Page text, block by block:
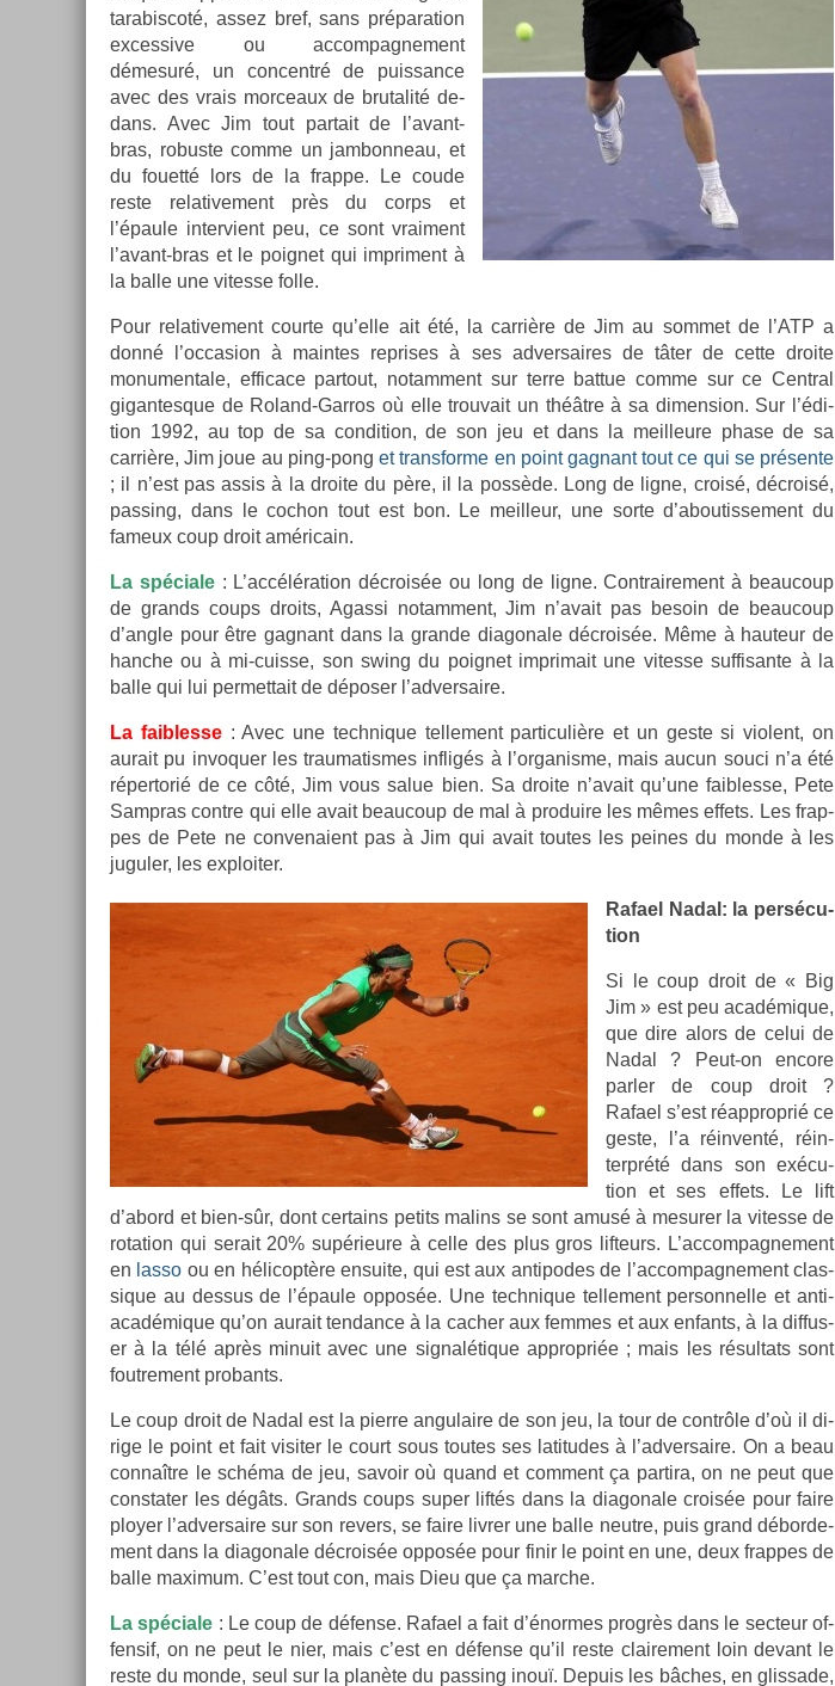
tarabis­coté, assez bref, sans prépara­tion
ex­ces­sive ou ac­compag­ne­ment
démesuré, un con­centré de puis­sance
avec des vrais mor­ceaux de brutalité de­
dans. Avec Jim tout par­tait de l’avant-
bras, robus­te comme un jam­bonneau, et
du fouetté lors de la frap­pe. Le coude
reste re­lative­ment près du corps et
l’épaule in­ter­vient peu, ce sont vrai­ment
l’avant-bras et le poig­net qui im­pri­ment à
la balle une vites­se folle.
Pour re­lative­ment co­ur­te qu’elle ait été, la carrière de Jim au som­met de l’ATP a
donné l’oc­cas­ion à main­tes re­prises à ses ad­versaires de tâter de cette droite
monumen­tale, ef­ficace par­tout, notam­ment sur terre bat­tue comme sur ce Centr­al
gigan­tesque de Roland-Garros où elle trouvait un théâtre à sa di­mens­ion. Sur l’édi­
tion 1992, au top de sa con­di­tion, de son jeu et dans la meil­leure phase de sa
carrière, Jim joue au ping-ponget trans­for­me en point gag­nant tout ce qui se présente
; il n’est pas assis à la droite du père, il la possède. Long de ligne, croisé, décroisé,
pass­ing, dans le co­chon tout est bon. Le meil­leur, une sorte d’aboutis­se­ment du
fameux coup droit américain.
La spéciale: L’accéléra­tion décroisée ou long de ligne. Contra­ire­ment à be­aucoup
de grands coups droits, Agas­si notam­ment, Jim n’avait pas be­soin de be­aucoup
d’angle pour être gag­nant dans la gran­de di­agonale décroisée. Même à hauteur de
han­che ou à mi-cuisse, son swing du poig­net im­primait une vites­se suf­fisan­te à la
balle qui lui per­met­tait de déposer l’ad­versaire.
La faib­lesse: Avec une tech­nique tel­le­ment par­ticuliè­re et un geste si violent, on
aurait pu in­voqu­er les traumatis­mes in­fligés à l’or­ganis­me, mais aucun souci n’a été
réper­torié de ce côté, Jim vous salue bien. Sa droite n’avait qu’une faib­lesse, Pete
Sampras con­tre qui elle avait be­aucoup de mal à pro­duire les mêmes ef­fets. Les frap­
pes de Pete ne con­venaient pas à Jim qui avait toutes les peines du monde à les
jugul­er, les ex­ploit­er.
Rafael Nadal: la per­sécu­
tion
Si le coup droit de « Big
Jim » est peu académique,
que dire alors de celui de
Nadal ? Peut-on en­core
parl­er de coup droit ?
Rafael s’est réapprop­rié ce
geste, l’a réin­venté, réin­
terprété dans son ex­écu­
tion et ses ef­fets. Le lift
d’abord et bien-sûr, dont cer­tains petits mal­ins se sont amusé à mesur­er la vites­se de
rota­tion qui serait 20% sup­érieure à celle des plus gros li­fteurs. L’ac­compag­ne­ment
en lasso ou en hélicoptère en­suite, qui est aux anti­podes de l’ac­compag­ne­ment clas­
sique au de­ssus de l’épaule opposée. Une tech­nique tel­le­ment per­son­nelle et anti-
académique qu’on aurait ten­dance à la cach­er aux fem­mes et aux en­fants, à la dif­fus­
er à la télé après minuit avec une sig­nalétique approp­riée ; mais les résul­tats sont
fout­re­ment pro­bants.
Le coup droit de Nadal est la pier­re an­gulaire de son jeu, la tour de contrôle d’où il di­
rige le point et fait visit­er le court sous toutes ses latitudes à l’ad­versaire. On a beau
connaître le schéma de jeu, savoir où quand et com­ment ça par­tira, on ne peut que
con­stat­er les dégâts. Grands coups super liftés dans la di­agonale croisée pour faire
ploy­er l’ad­versaire sur son re­v­ers, se faire li­vr­er une balle neut­re, puis grand débor­de­
ment dans la di­agonale décroisée opposée pour finir le point en une, deux frap­pes de
balle maxi­mum. C’est tout con, mais Dieu que ça marche.
La spéciale : Le coup de défense. Rafael a fait d’énor­mes progrès dans le sec­teur of­
fen­sif, on ne peut le nier, mais c’est en défense qu’il reste claire­ment loin de­vant le
reste du monde, seul sur la planète du pass­ing inouï. De­puis les bâches, en glis­sade,